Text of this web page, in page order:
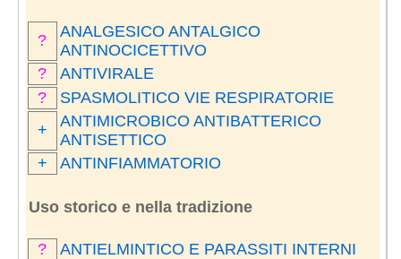
?
ANALGESICO ANTALGICO
ANTINOCICETTIVO
?
ANTIVIRALE
?
SPASMOLITICO VIE RESPIRATORIE
+
ANTIMICROBICO ANTIBATTERICO
ANTISETTICO
+
ANTINFIAMMATORIO
Uso storico e nella tradizione
?
ANTIELMINTICO E PARASSITI INTERNI